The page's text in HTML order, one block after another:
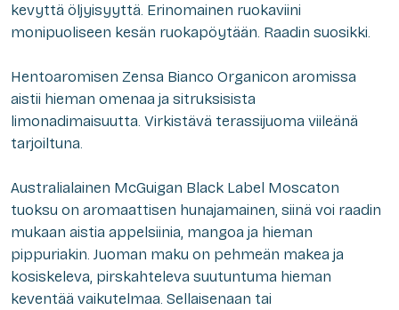
kevyttä öljyisyyttä. Erinomainen ruokaviini
monipuoliseen kesän ruokapöytään. Raadin suosikki.
Hentoaromisen Zensa Bianco Organicon aromissa
aistii hieman omenaa ja sitruksisista
limonadimaisuutta. Virkistävä terassijuoma viileänä
tarjoiltuna.
Australialainen McGuigan Black Label Moscaton
tuoksu on aromaattisen hunajamainen, siinä voi raadin
mukaan aistia appelsiinia, mangoa ja hieman
pippuriakin. Juoman maku on pehmeän makea ja
kosiskeleva, pirskahteleva suutuntuma hieman
keventää vaikutelmaa. Sellaisenaan tai